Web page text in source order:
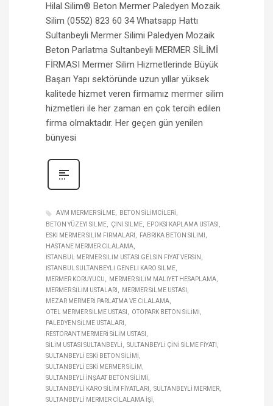
Hilal Silim® Beton Mermer Paledyen Mozaik
Silim (0552) 823 60 34 Whatsapp Hattı
Sultanbeyli Mermer Silimi Paledyen Mozaik
Beton Parlatma Sultanbeyli MERMER SİLİMİ
FİRMASI Mermer Silim Hizmetlerinde Büyük
Başarı Yapı sektöründe uzun yıllar yüksek
kalitede hizmet veren firmamız mermer silim
hizmetleri ile her zaman en çok tercih edilen
firma olmaktadır. Her geçen gün yenilen
bünyesi
AVM MERMER SILME
BETON SILIMCILERI
BETON YÜZEYI SILME
ÇINI SILME
EPOKSI KAPLAMA USTASI
ESKI MERMER SILIM FIRMALARI
FABRIKA BETON SILIMI
HASTANE MERMER CILALAMA
İSTANBUL MERMER SILIM USTASI GELSIN FIYAT VERSIN
İSTANBUL SULTANBEYLI GENELI KARO SILME
MERMER KORUYUCU
MERMER SILIM MALIYET HESAPLAMA
MERMER SILIM USTALARI
MERMER SILME USTASI
MEZAR MERMERI PARLATMA VE CILALAMA
OTEL MERMER SILME USTASI
OTOPARK BETON SILIMI
PALEDYEN SILME USTALARI
RESTORANT MERMERI SILIM USTASI
SILIM USTASI SULTANBEYLI
SULTANBEYLI ÇINI SILME FIYATI
SULTANBEYLI ESKI BETON SILIMI
SULTANBEYLI ESKI MERMER SILIM
SULTANBEYLI INŞAAT BETON SILIMI
SULTANBEYLI KARO SILIM FIYATLARI
SULTANBEYLI MERMER
SULTANBEYLI MERMER CILALAMA IŞI